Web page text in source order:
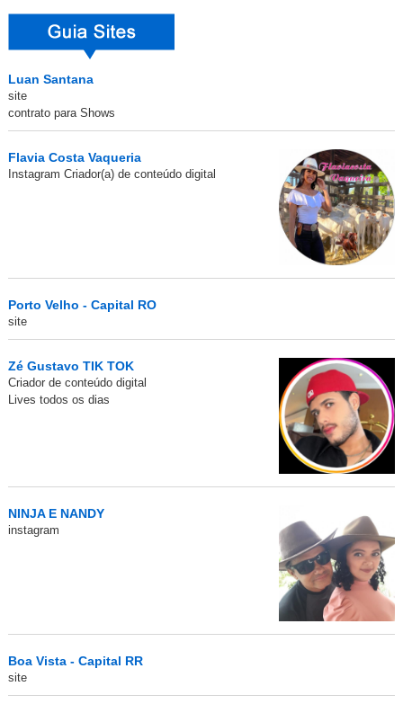
Luan Santana
site
contrato para Shows
Flavia Costa Vaqueria
Instagram Criador(a) de conteúdo digital
Porto Velho - Capital RO
site
Zé Gustavo TIK TOK
Criador de conteúdo digital
Lives todos os dias
NINJA E NANDY
instagram
Boa Vista - Capital RR
site